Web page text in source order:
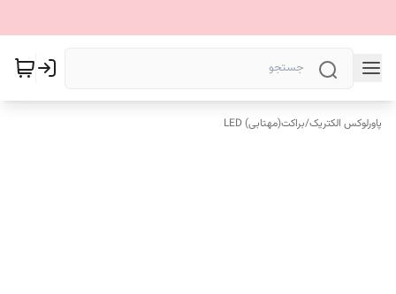
پاورلوکس الکتریک/براکت(مهتابی) LED